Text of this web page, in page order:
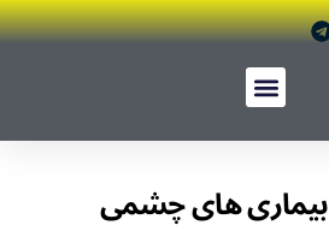
بیماری های چشمی